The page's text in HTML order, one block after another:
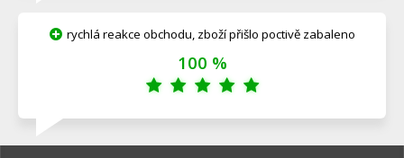
rychlá reakce obchodu, zboží přišlo poctivě zabaleno
100 %